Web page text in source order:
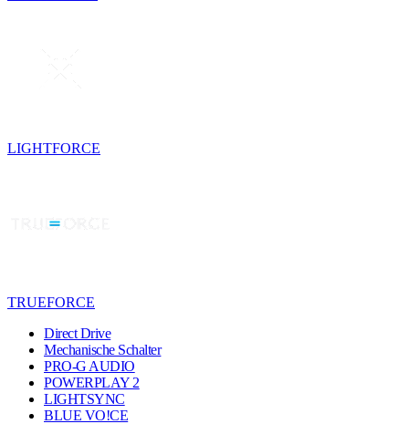
LIGHTFORCE
TRUEFORCE
Direct Drive
Mechanische Schalter
PRO-G AUDIO
POWERPLAY 2
LIGHTSYNC
BLUE VO!CE